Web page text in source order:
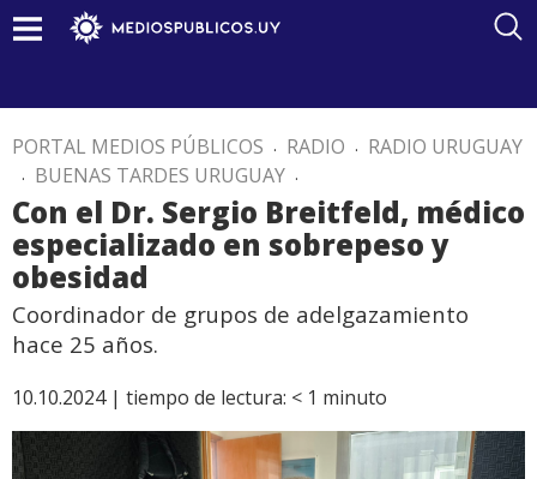
PORTAL MEDIOS PÚBLICOS . RADIO . RADIO URUGUAY
. BUENAS TARDES URUGUAY .
Con el Dr. Sergio Breitfeld, médico
especializado en sobrepeso y
obesidad
Coordinador de grupos de adelgazamiento
hace 25 años.
10.10.2024 | tiempo de lectura: < 1 minuto